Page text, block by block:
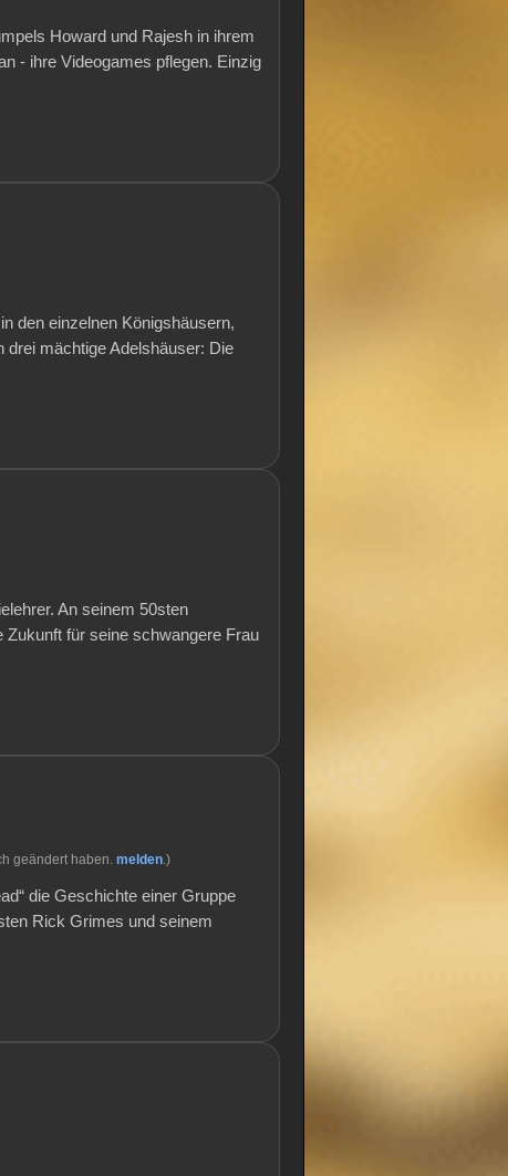
Howard und Rajesh in ihrem
- ihre Videogames pflegen. Einzig
den einzelnen Königshäusern,
drei mächtige Adelshäuser: Die
An seinem 50sten
für seine schwangere Frau
geändert haben. melden .)
die Geschichte einer Gruppe
Rick Grimes und seinem